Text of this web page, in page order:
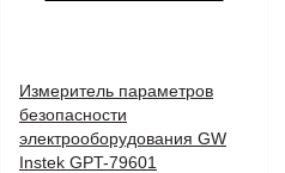
Измеритель параметров
безопасности
электрооборудования GW
Instek GPT-79601